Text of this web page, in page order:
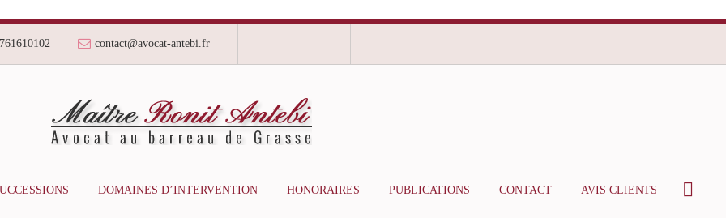
contact@avocat-antebi.fr
DOMAINES D’INTERVENTION HONORAIRES PUBLICATIONS CONTACT AVIS CLIENTS